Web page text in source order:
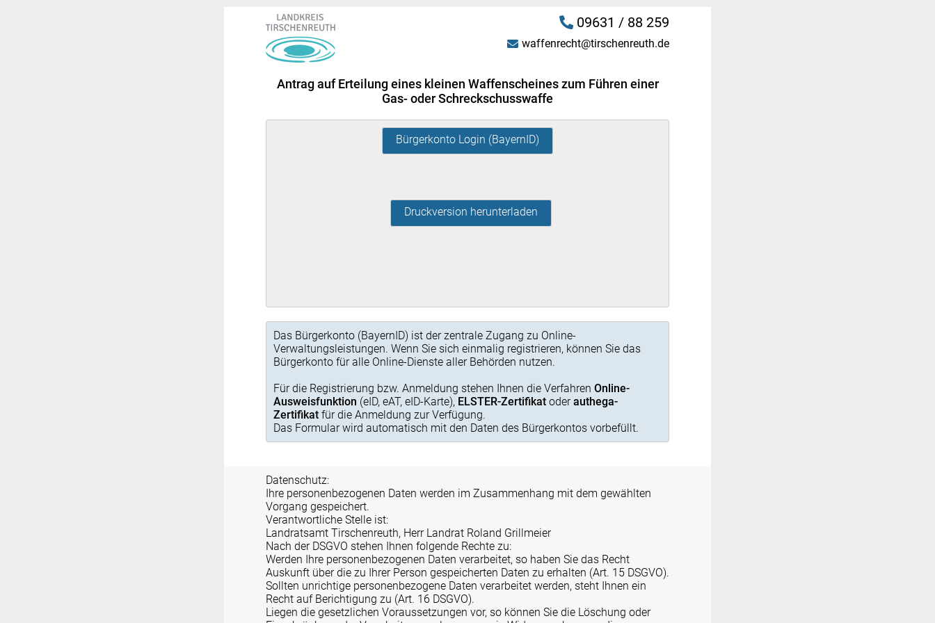
09631 / 88 259
waffenrecht@tirschenreuth.de
Antrag auf Erteilung eines kleinen Waffenscheines zum Führen einer
Gas- oder Schreckschusswaffe
Bürgerkonto Login (BayernID)
Druckversion herunterladen
Das Bürgerkonto (BayernID) ist der zentrale Zugang zu Online-
Verwaltungsleistungen. Wenn Sie sich einmalig registrieren, können Sie das
Bürgerkonto für alle Online-Dienste aller Behörden nutzen.
Für die Registrierung bzw. Anmeldung stehen Ihnen die Verfahren Online-
Ausweisfunktion (eID, eAT, eID-Karte), ELSTER-Zertifikat oderauthega-
Zertifikat für die Anmeldung zur Verfügung.
Das Formular wird automatisch mit den Daten des Bürgerkontos vorbefüllt.
Datenschutz:
Ihre personenbezogenen Daten werden im Zusammenhang mit dem gewählten
Vorgang gespeichert.
Verantwortliche Stelle ist:
Landratsamt Tirschenreuth, Herr Landrat Roland Grillmeier
Nach der DSGVO stehen Ihnen folgende Rechte zu:
Werden Ihre personenbezogenen Daten verarbeitet, so haben Sie das Recht
Auskunft über die zu Ihrer Person gespeicherten Daten zu erhalten (Art. 15 DSGVO).
Sollten unrichtige personenbezogene Daten verarbeitet werden, steht Ihnen ein
Recht auf Berichtigung zu (Art. 16 DSGVO).
Liegen die gesetzlichen Voraussetzungen vor, so können Sie die Löschung oder